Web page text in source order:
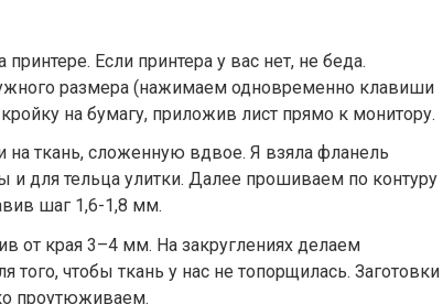
Если принтера у вас нет, не беда.
размера (нажимаем одновременно клавиши
на бумагу, приложив лист прямо к монитору.
на ткань, сложенную вдвое. Я взяла фланель
и для тельца улитки. Далее прошиваем по контуру
шаг 1,6-1,8 мм.
от края 3–4 мм. На закруглениях делаем
того, чтобы ткань у нас не топорщилась. Заготовки
проутюживаем.